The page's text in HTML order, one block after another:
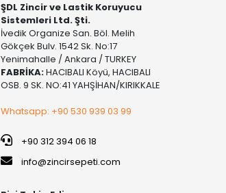
ŞDL Zincir ve Lastik Koruyucu
Sistemleri Ltd. Şti.
İvedik Organize San. Böl. Melih
Gökçek Bulv. 1542 Sk. No:17
Yenimahalle / Ankara / TURKEY
FABRİKA:HACIBALI Köyü, HACIBALI
OSB. 9 SK. NO:41 YAHŞİHAN/KIRIKKALE
Whatsapp: +90 530 939 03 99
+90 312 394 06 18
info@zincirsepeti.com